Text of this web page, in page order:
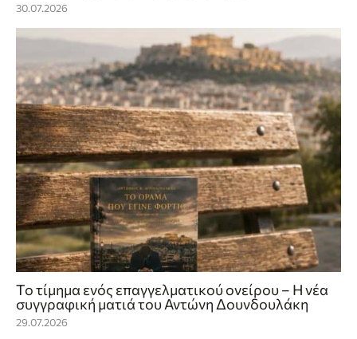
30.07.2026
Το τίμημα ενός επαγγελματικού ονείρου – Η νέα
συγγραφική ματιά του Αντώνη Δουνδουλάκη
29.07.2026